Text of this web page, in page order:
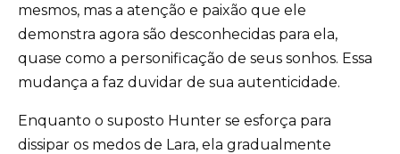
mesmos, mas a atenção e paixão que ele
demonstra agora são desconhecidas para ela,
quase como a personificação de seus sonhos. Essa
mudança a faz duvidar de sua autenticidade.
Enquanto o suposto Hunter se esforça para
dissipar os medos de Lara, ela gradualmente